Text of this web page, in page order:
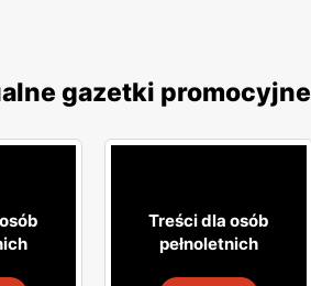
gazetki promocyjne
Treści dla osób
pełnoletnich